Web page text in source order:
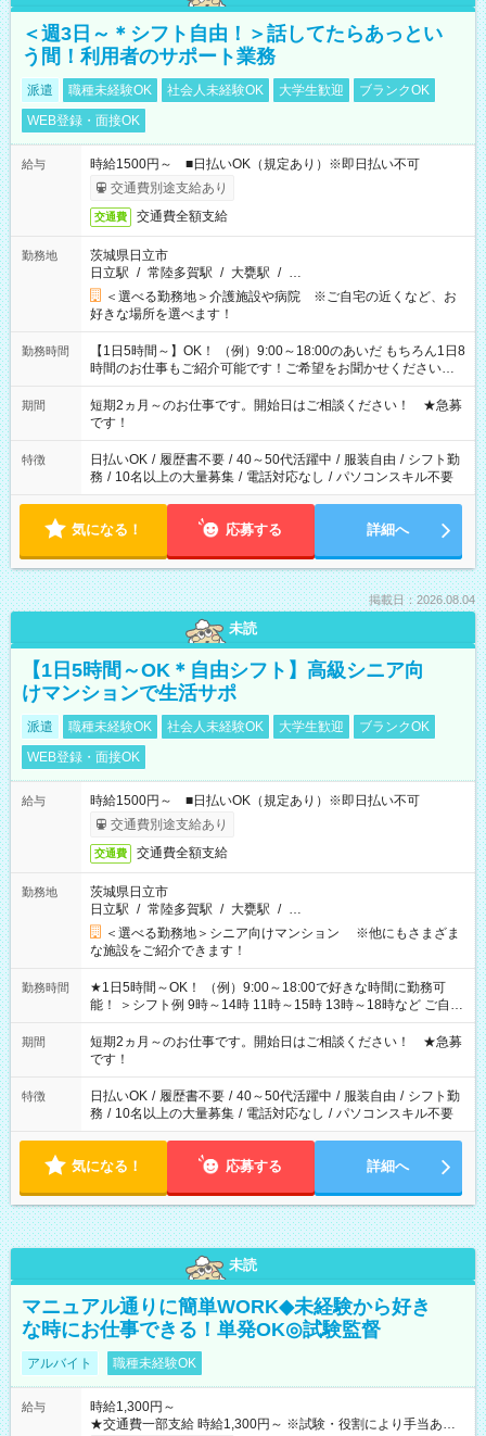
＜週3日～＊シフト自由！＞話してたらあっとい
う間！利用者のサポート業務
派遣 職種未経験OK 社会人未経験OK 大学生歓迎
ブランクOK
WEB登録・面接OK
給与
時給1500円～ ■日払いOK（規定あり）※即日払い不可
交通費別途支給あり
交通費 交通費全額支給
勤務地
茨城県日立市
日立駅 / 常陸多賀駅 / 大甕駅 / …
＜選べる勤務地＞介護施設や病院 ※ご自宅の近くなど、お
好きな場所を選べます！
勤務時間
【1日5時間～】OK！ （例）9:00～18:00のあいだ もちろん1日8
時間のお仕事もご紹介可能です！ご希望をお聞かせください！
その他の時間帯もあなたのライフスタイルに合わせて お選びい
ただけます！ 【シフト固定もOK】★家庭の都合でお休みが必要
な場合も遠慮なくご相談ください。 ※週最低15時間以上の勤務
が必要です
期間
短期2ヵ月～のお仕事です。開始日はご相談ください！ ★急募
です！
特徴 日払いOK / 履歴書不要 / 40～50代活躍中 / 服装自由 / シフト勤
務 / 10名以上の大量募集 / 電話対応なし / パソコンスキル不要
気になる！ 応募する 詳細へ
掲載日：2026.08.04
未読
【1日5時間～OK＊自由シフト】高級シニア向
けマンションで生活サポ
派遣 職種未経験OK 社会人未経験OK 大学生歓迎
ブランクOK
WEB登録・面接OK
給与
時給1500円～ ■日払いOK（規定あり）※即日払い不可
交通費別途支給あり
交通費 交通費全額支給
勤務地
茨城県日立市
日立駅 / 常陸多賀駅 / 大甕駅 / …
＜選べる勤務地＞シニア向けマンション ※他にもさまざま
な施設をご紹介できます！
勤務時間
★1日5時間～OK！ （例）9:00～18:00で好きな時間に勤務可
能！ ＞シフト例 9時～14時 11時～15時 13時～18時など ご自身
のご都合に合わせて勤務時間をご相談ください！ ★家庭の都合
でお休みや時間の調整が必要な場合も遠慮なくご相談くださ
い。
期間
短期2ヵ月～のお仕事です。開始日はご相談ください！ ★急募
です！
特徴 日払いOK / 履歴書不要 / 40～50代活躍中 / 服装自由 / シフト勤
務 / 10名以上の大量募集 / 電話対応なし / パソコンスキル不要
気になる！ 応募する 詳細へ
未読
マニュアル通りに簡単WORK◆未経験から好き
な時にお仕事できる！単発OK◎試験監督
アルバイト 職種未経験OK
給与
時給1,300円～
★交通費一部支給 時給1,300円～ ※試験・役割により手当あり